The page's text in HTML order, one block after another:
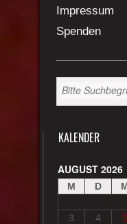
Impressum
Spenden
KALENDER
AUGUST 2026
M D
3
4 5